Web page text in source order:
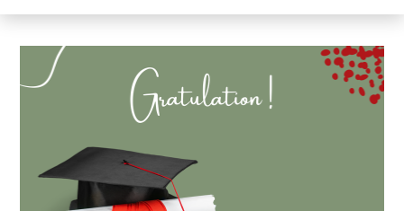
u
Dag van de Bouwkosten 2025
Magazine
Kostenmanagement Bouw &
Infra (KM)
Boek Levensduurkosten –
Slim investeren, lang
profiteren